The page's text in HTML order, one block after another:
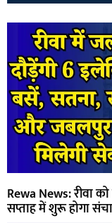
Rewa News: रीवा
सप्ताह में शुरू होगा